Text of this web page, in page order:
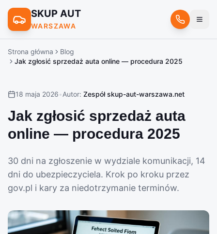
SKUP AUT
WARSZAWA
Strona główna
Blog
Jak zgłosić sprzedaż auta online — procedura 2025
18 maja 2026•Autor: Zespół skup-aut-warszawa.net
Jak zgłosić sprzedaż auta
online — procedura 2025
30 dni na zgłoszenie w wydziale komunikacji, 14
dni do ubezpieczyciela. Krok po kroku przez
gov.pl i kary za niedotrzymanie terminów.